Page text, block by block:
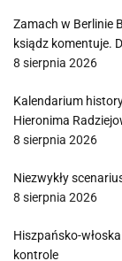
Zamach w Berlinie
ksiądz komentuje.
8 sierpnia 2026
Kalendarium
Hieronima
8 sierpnia 2026
Niezwykły
8 sierpnia 2026
Hiszpańsko-
kontrole